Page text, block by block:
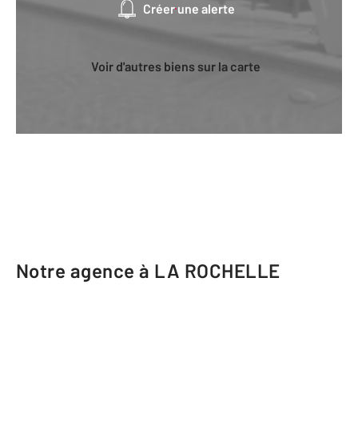
Créer une alerte
Voir d'autres biens sur la carte
Notre agence à LA ROCHELLE